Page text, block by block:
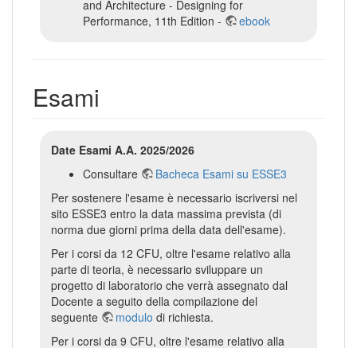
and Architecture - Designing for
Performance, 11th Edition -
ebook
Esami
Date Esami A.A. 2025/2026
Consultare
Bacheca Esami su ESSE3
Per sostenere l'esame è necessario iscriversi nel
sito ESSE3 entro la data massima prevista (di
norma due giorni prima della data dell'esame).
Per i corsi da 12 CFU, oltre l'esame relativo alla
parte di teoria, è necessario sviluppare un
progetto di laboratorio che verrà assegnato dal
Docente a seguito della compilazione del
seguente
modulo di richiesta.
Per i corsi da 9 CFU, oltre l'esame relativo alla